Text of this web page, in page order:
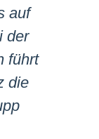
auf
der
führt
die